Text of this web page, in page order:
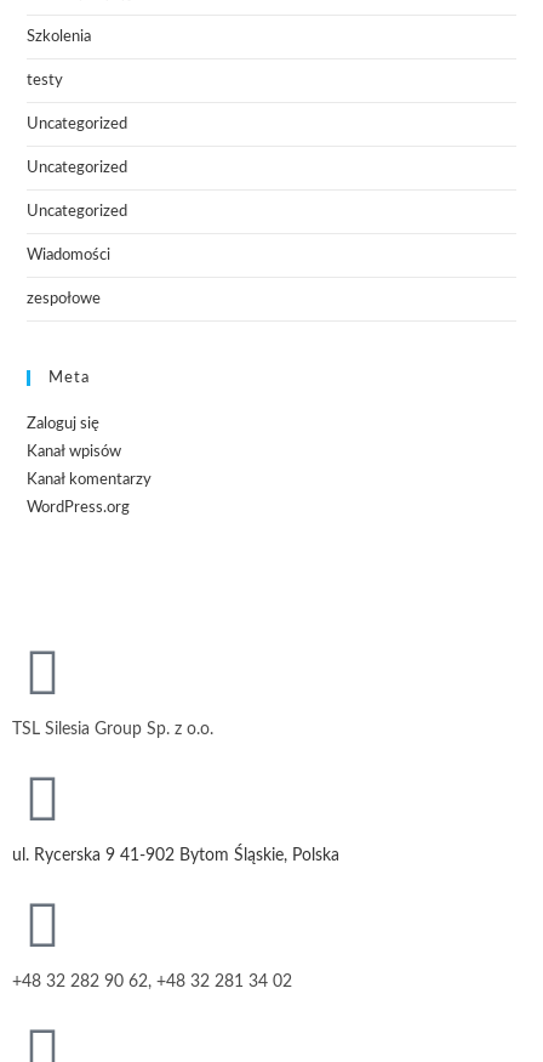
Szkolenia
testy
Uncategorized
Uncategorized
Uncategorized
Wiadomości
zespołowe
Meta
Zaloguj się
Kanał wpisów
Kanał komentarzy
WordPress.org
TSL Silesia Group Sp. z o.o.
ul. Rycerska 9 41-902 Bytom Śląskie, Polska
+48 32 282 90 62, +48 32 281 34 02